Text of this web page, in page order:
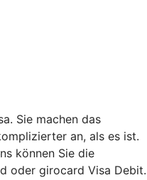
Sie machen das
an, als es ist.
können Sie die
oder girocard Visa Debit.